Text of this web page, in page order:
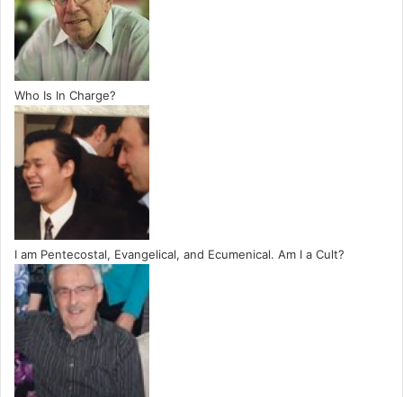
Who Is In Charge?
I am Pentecostal, Evangelical, and Ecumenical. Am I a Cult?